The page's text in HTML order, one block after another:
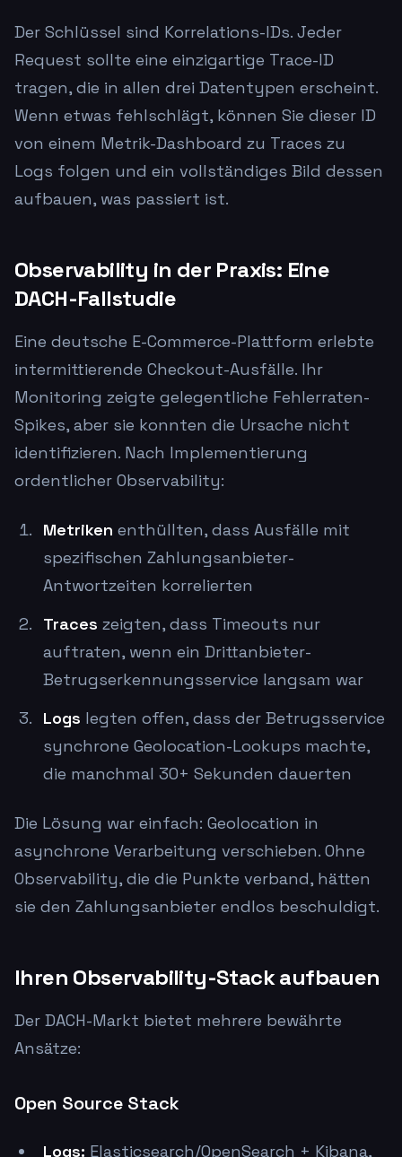
Der Schlüssel sind Korrelations-IDs. Jeder
Request sollte eine einzigartige Trace-ID
tragen, die in allen drei Datentypen erscheint.
Wenn etwas fehlschlägt, können Sie dieser ID
von einem Metrik-Dashboard zu Traces zu
Logs folgen und ein vollständiges Bild dessen
aufbauen, was passiert ist.
Observability in der Praxis: Eine
DACH-Fallstudie
Eine deutsche E-Commerce-Plattform erlebte
intermittierende Checkout-Ausfälle. Ihr
Monitoring zeigte gelegentliche Fehlerraten-
Spikes, aber sie konnten die Ursache nicht
identifizieren. Nach Implementierung
ordentlicher Observability:
Metriken enthüllten, dass Ausfälle mit
spezifischen Zahlungsanbieter-
Antwortzeiten korrelierten
Traces zeigten, dass Timeouts nur
auftraten, wenn ein Drittanbieter-
Betrugserkennungsservice langsam war
Logs legten offen, dass der Betrugsservice
synchrone Geolocation-Lookups machte,
die manchmal 30+ Sekunden dauerten
Die Lösung war einfach: Geolocation in
asynchrone Verarbeitung verschieben. Ohne
Observability, die die Punkte verband, hätten
sie den Zahlungsanbieter endlos beschuldigt.
Ihren Observability-Stack aufbauen
Der DACH-Markt bietet mehrere bewährte
Ansätze:
Open Source Stack
Logs: Elasticsearch/OpenSearch + Kibana,